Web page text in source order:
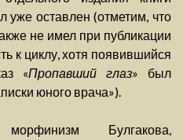
уже оставлен (отметим, что
не имел при публикации
к циклу, хотя появившийся
«Пропавший глаз» был
юного врача»).
Булгакова,